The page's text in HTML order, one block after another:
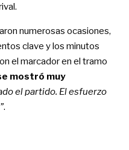
numerosas ocasiones,
clave y los minutos
el marcador en el tramo
mostró muy
el partido. El esfuerzo
.